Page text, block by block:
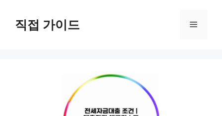
직접 가이드 메